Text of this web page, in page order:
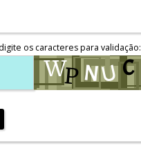
os caracteres para validação: